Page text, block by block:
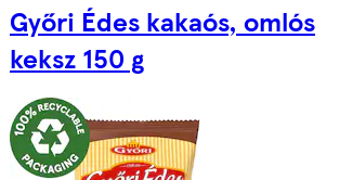
Győri Édes kakaós, omlós
keksz 150 g